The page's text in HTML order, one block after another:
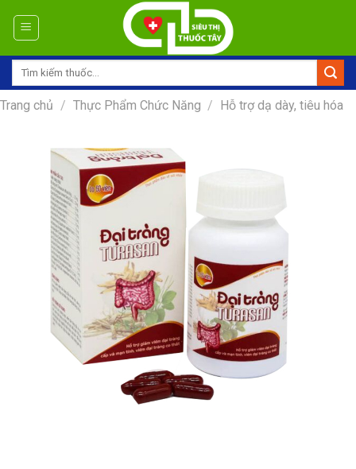
Tìm
Trang chủ / Thực Phẩm Chức Năng / Hỗ trợ dạ dày, tiêu hóa